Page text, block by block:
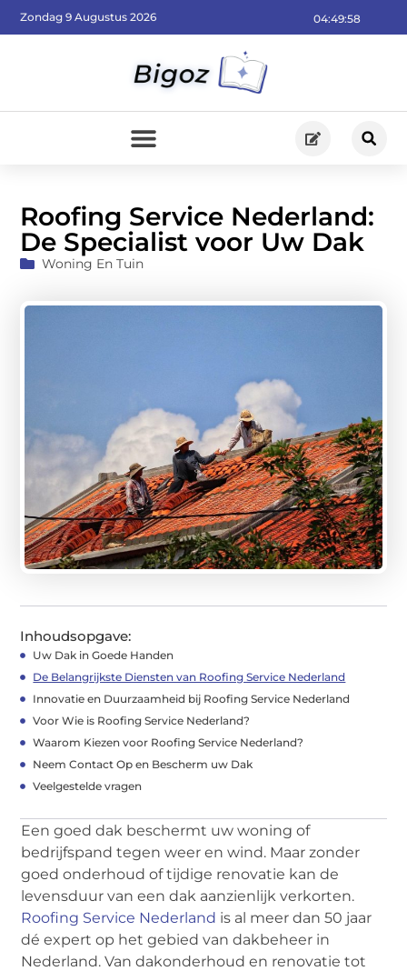
04:50:00
Zondag 9 Augustus 2026
Roofing Service Nederland:
De Specialist voor Uw Dak
Woning En Tuin
Inhoudsopgave:
Uw Dak in Goede Handen
De Belangrijkste Diensten van Roofing Service Nederland
Innovatie en Duurzaamheid bij Roofing Service Nederland
Voor Wie is Roofing Service Nederland?
Waarom Kiezen voor Roofing Service Nederland?
Neem Contact Op en Bescherm uw Dak
Veelgestelde vragen
Een goed dak beschermt uw woning of
bedrijfspand tegen weer en wind. Maar zonder
goed onderhoud of tijdige renovatie kan de
levensduur van een dak aanzienlijk verkorten.
Roofing Service Nederland is al meer dan 50 jaar
dé expert op het gebied van dakbeheer in
Nederland. Van dakonderhoud en renovatie tot